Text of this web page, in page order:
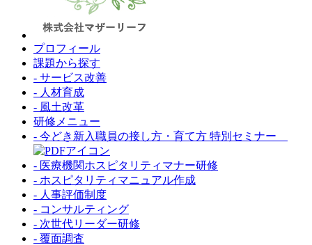
プロフィール
課題から探す
- サービス改善
- 人材育成
- 風土改革
研修メニュー
- 今どき新入職員の接し方・育て方 特別セミナー
- 医療機関ホスピタリティマナー研修
- ホスピタリティマニュアル作成
- 人事評価制度
- コンサルティング
- 次世代リーダー研修
- 覆面調査